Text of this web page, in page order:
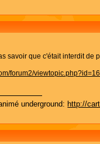
savoir que c'était interdit de
forum2/
underground:http://